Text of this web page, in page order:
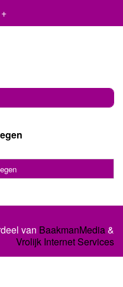
van BaakmanMedia&
Vrolijk Internet Services